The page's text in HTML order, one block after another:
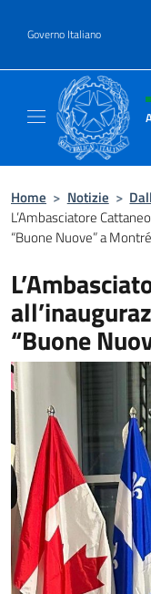
Governo Italiano
Home > Notizie >
L’Ambasciatore
“Buone Nuove” a
“Buone